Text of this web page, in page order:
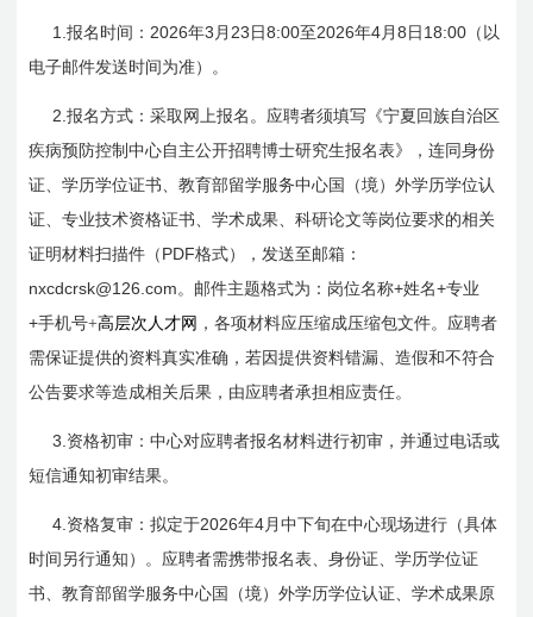
1.报名时间： 2026年3 月 23 日8:00至2026年4 月8 日 18:00 （以
电子邮件发送时间为准）。
2.报名方式：采取网上报名。应聘者须填写《宁夏回族自治区
疾病预防控制中心自主公开招聘博士研究生报名表》，连同身份
证、学历学位证书、教育部留学服务中心国（境）外学历学位认
证、专业技术资格证书、学术成果、科研论文等岗位要求的相关
证明材料扫描件（ PDF格式），发送至邮箱：
nxcdcrsk@126.com 。邮件主题格式为：岗位名称+姓名+专业
+手机号+高层次人才网 ，各项材料应压缩成压缩包文件。应聘者
需保证提供的资料真实准确，若因提供资料错漏、造假和不符合
公告要求等造成相关后果，由应聘者承担相应责任。
3. 资格初审：中心对应聘者报名材料进行初审，并通过电话或
短信通知初审结果。
4. 资格复审：拟定于2026年4 月中下旬在中心现场进行（具体
时间另行通知）。应聘者需携带报名表、身份证、学历学位证
书、教育部留学服务中心国（境）外学历学位认证、学术成果原